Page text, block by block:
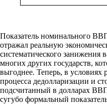
Показатель номинального
отражал реальную
систематического занижения
многих других государств,
выгоднее. Теперь, в условиях
процесса дедолларизации и
подсчитанный в долларах
сугубо формальный